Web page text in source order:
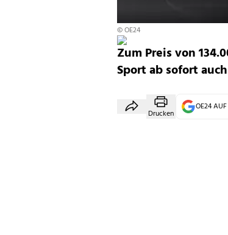
© OE24
Zum Preis von
Sport ab sofort
Drucken
OE24